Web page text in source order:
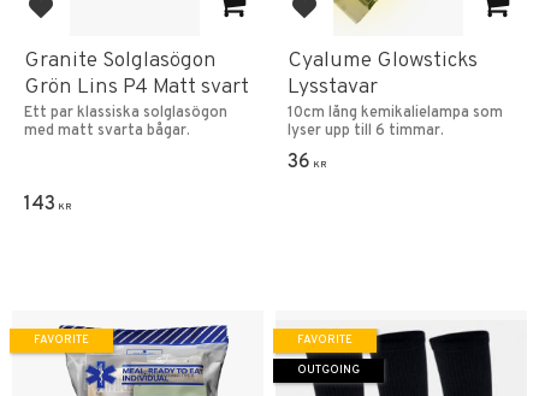
Add to favorites
Granite Solglasögon
Grön Lins P4 Matt svart
Ett par klassiska solglasögon
med matt svarta bågar.
143 KR
Add to favorites
Cyalume Glowsticks
Lysstavar
10cm lång kemikalielampa som
lyser upp till 6 timmar.
36 KR
FAVORITE FAVORITE
OUTGOING